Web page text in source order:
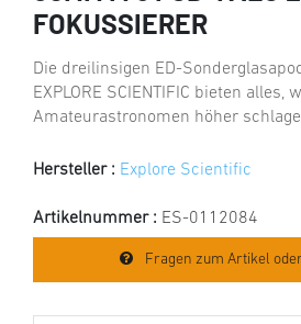
FOKUSSIERER
Die dreilinsigen ED-
EXPLORE SCIENTIFIC bieten alles,
Amateurastronomen höher
Hersteller : Explore Scientific
Artikelnummer : ES-0112084
Fragen zum Artikel